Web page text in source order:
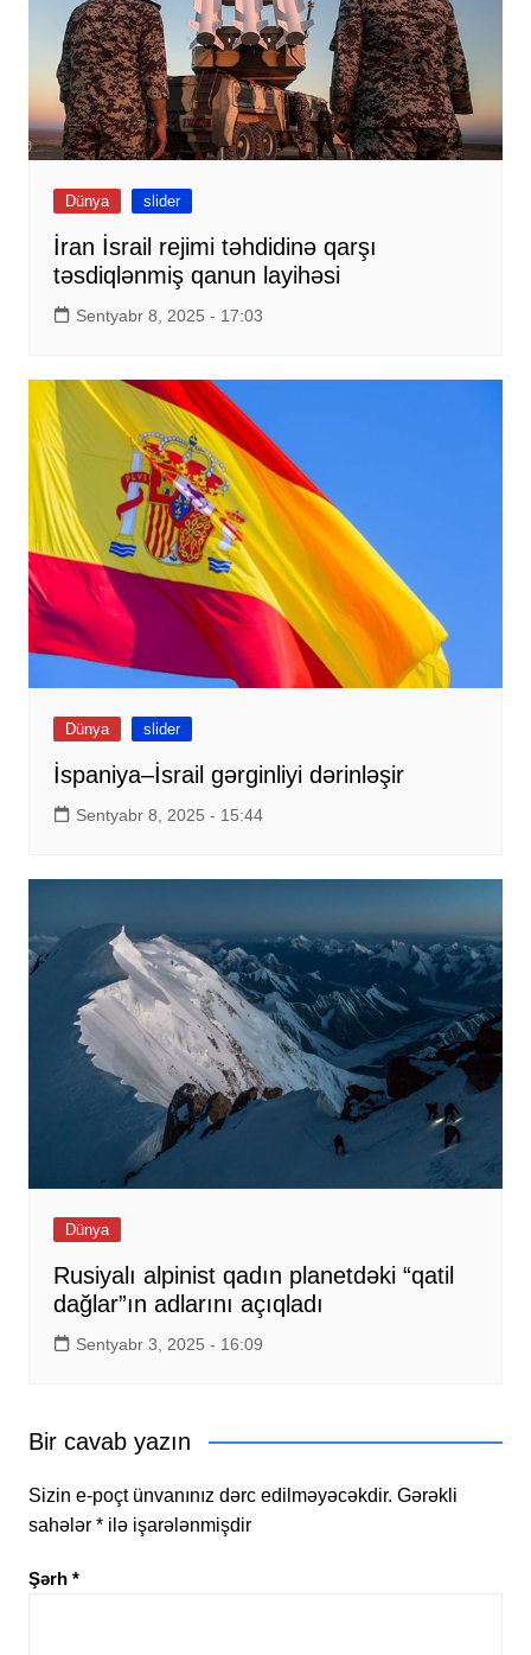
Dünya slider
İran İsrail rejimi təhdidinə qarşı
təsdiqlənmiş qanun layihəsi
Sentyabr 8, 2025 - 17:03
Dünya slider
İspaniya–İsrail gərginliyi dərinləşir
Sentyabr 8, 2025 - 15:44
Dünya
Rusiyalı alpinist qadın planetdəki “qatil
dağlar”ın adlarını açıqladı
Sentyabr 3, 2025 - 16:09
Bir cavab yazın
Sizin e-poçt ünvanınız dərc edilməyəcəkdir. Gərəkli
sahələr *ilə işarələnmişdir
Şərh *